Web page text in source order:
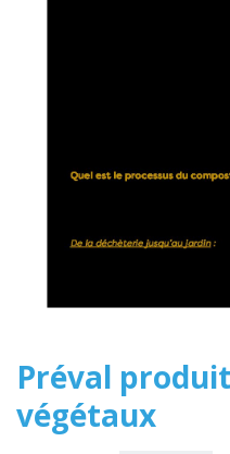
Préval
végétaux